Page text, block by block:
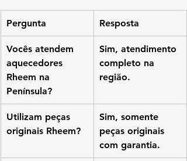
Pergunta Resposta
Vocês atendem
aquecedores
Rheem na
Península?
Sim, atendimento
completo na
região.
Utilizam peças
originais Rheem?
Sim, somente
peças originais
com garantia.